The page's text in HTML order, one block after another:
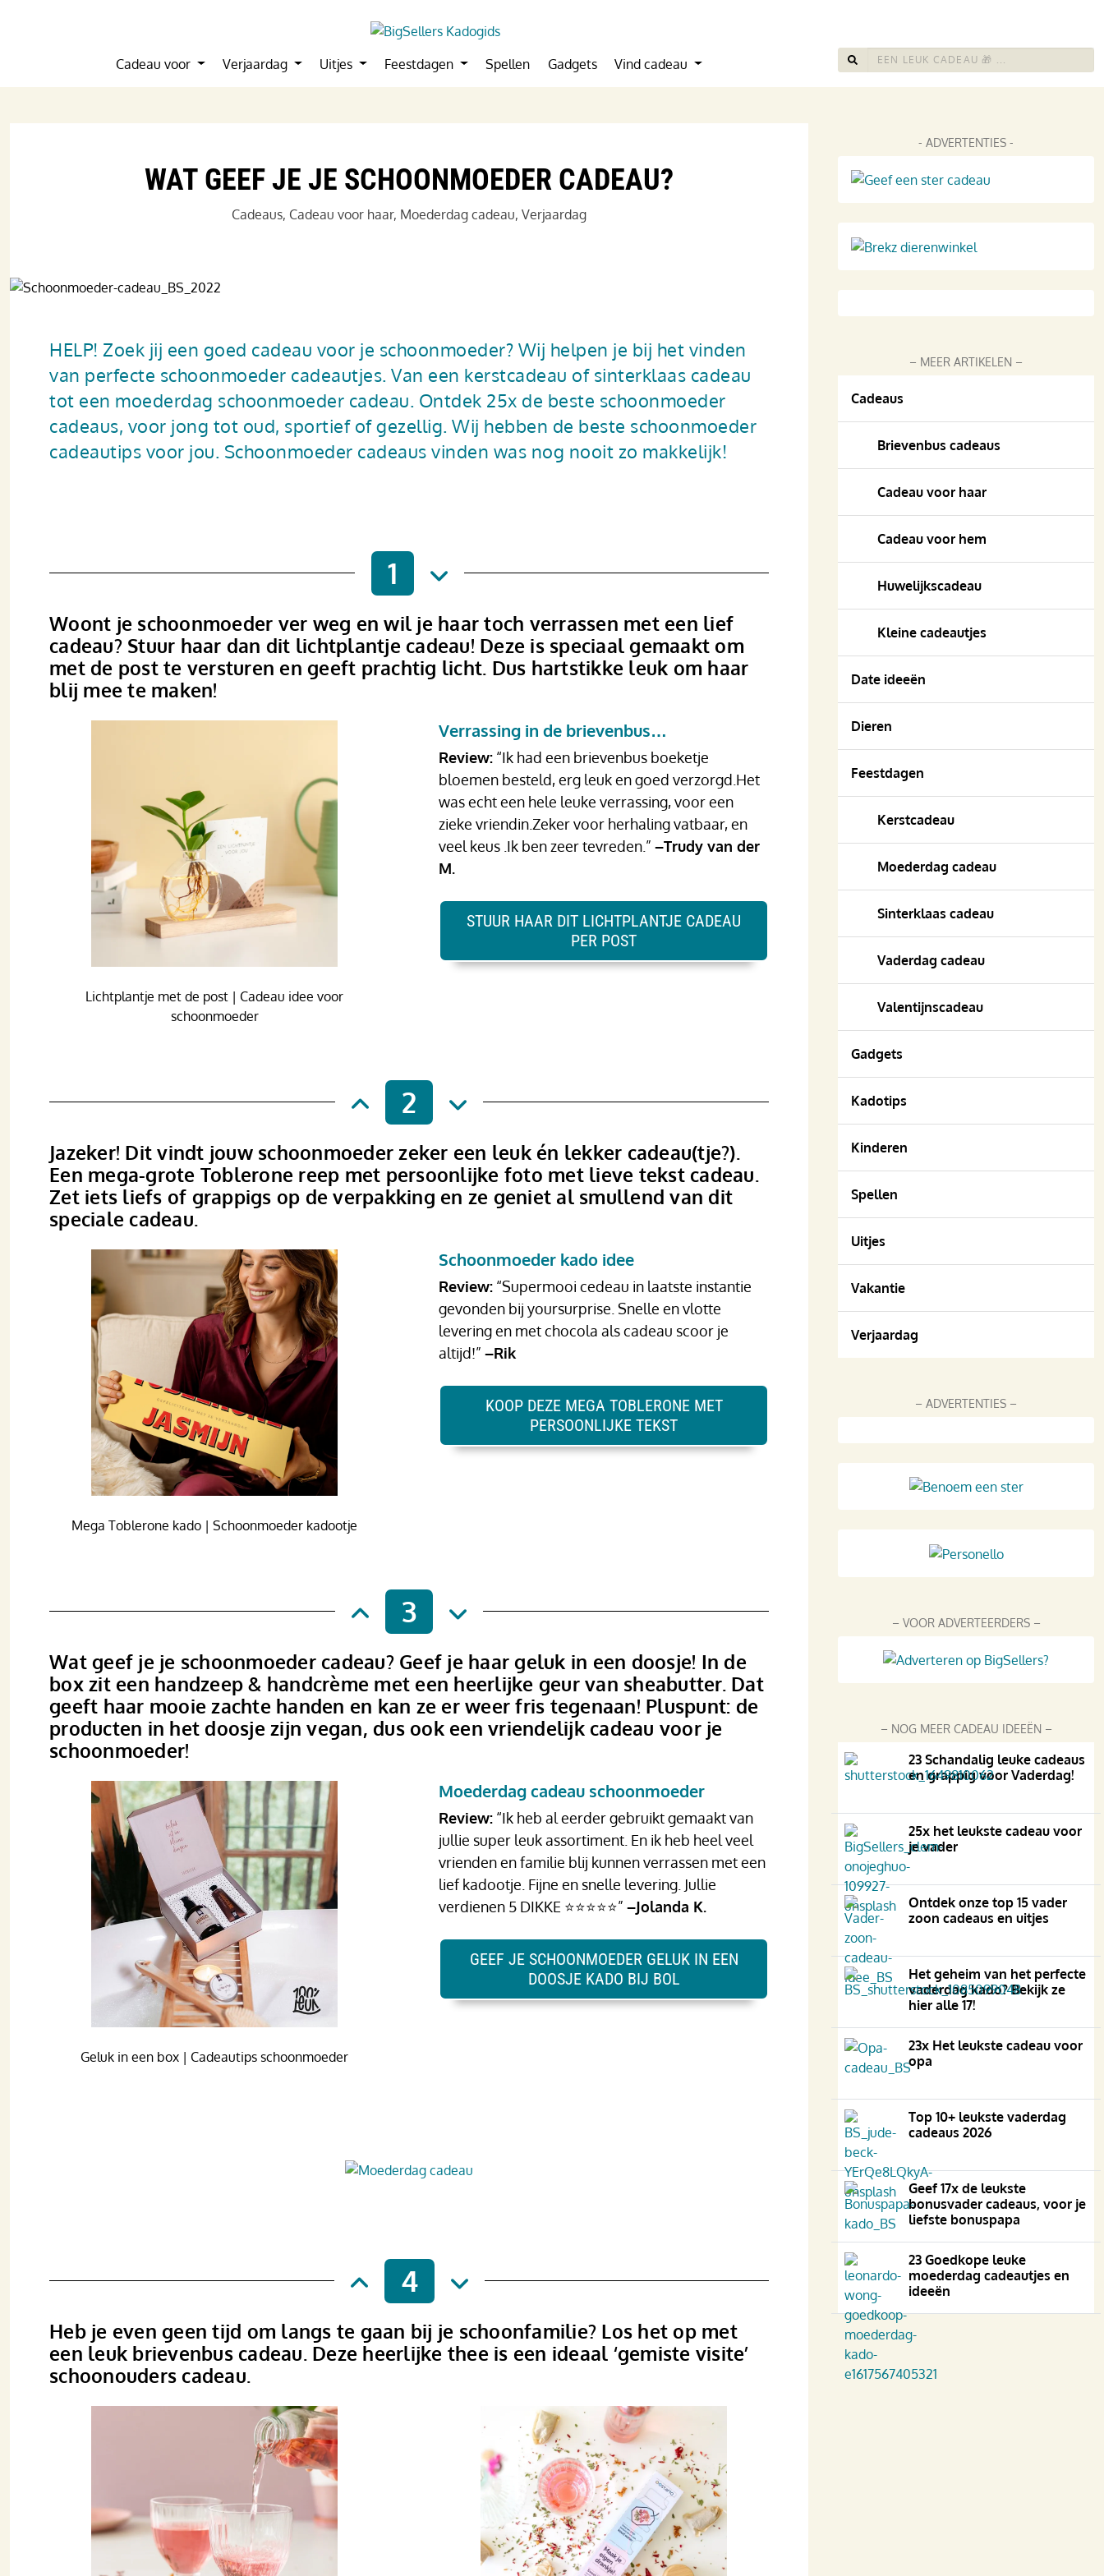
Cadeau voor Verjaardag Uitjes Feestdagen Spellen Gadgets Vind cadeau
WAT GEEF JE JE SCHOONMOEDER CADEAU?
Cadeaus, Cadeau voor haar, Moederdag cadeau, Verjaardag
HELP! Zoek jij een goed cadeau voor je schoonmoeder? Wij helpen je bij het vinden
van perfecte schoonmoeder cadeautjes. Van een kerstcadeau of sinterklaas cadeau
tot een moederdag schoonmoeder cadeau. Ontdek 25x de beste schoonmoeder
cadeaus, voor jong tot oud, sportief of gezellig. Wij hebben de beste schoonmoeder
cadeautips voor jou. Schoonmoeder cadeaus vinden was nog nooit zo makkelijk!
1
Woont je schoonmoeder ver weg en wil je haar toch verrassen met een lief
cadeau? Stuur haar dan dit lichtplantje cadeau! Deze is speciaal gemaakt om
met de post te versturen en geeft prachtig licht. Dus hartstikke leuk om haar
blij mee te maken!
Lichtplantje met de post | Cadeau idee voor
schoonmoeder
Verrassing in de brievenbus…
Review: “Ik had een brievenbus boeketje
bloemen besteld, erg leuk en goed verzorgd.Het
was echt een hele leuke verrassing, voor een
zieke vriendin.Zeker voor herhaling vatbaar, en
veel keus .Ik ben zeer tevreden.” –Trudy van der
M.
STUUR HAAR DIT LICHTPLANTJE CADEAU
PER POST
2
Jazeker! Dit vindt jouw schoonmoeder zeker een leuk én lekker cadeau(tje?).
Een mega-grote Toblerone reep met persoonlijke foto met lieve tekst cadeau.
Zet iets liefs of grappigs op de verpakking en ze geniet al smullend van dit
speciale cadeau.
Mega Toblerone kado | Schoonmoeder kadootje
Schoonmoeder kado idee
Review: “Supermooi cedeau in laatste instantie
gevonden bij yoursurprise. Snelle en vlotte
levering en met chocola als cadeau scoor je
altijd!” –Rik
KOOP DEZE MEGA TOBLERONE MET
PERSOONLIJKE TEKST
3
Wat geef je je schoonmoeder cadeau? Geef je haar geluk in een doosje! In de
box zit een handzeep & handcrème met een heerlijke geur van sheabutter. Dat
geeft haar mooie zachte handen en kan ze er weer fris tegenaan! Pluspunt: de
producten in het doosje zijn vegan, dus ook een vriendelijk cadeau voor je
schoonmoeder!
Geluk in een box | Cadeautips schoonmoeder
Moederdag cadeau schoonmoeder
Review: “Ik heb al eerder gebruikt gemaakt van
jullie super leuk assortiment. En ik heb heel veel
vrienden en familie blij kunnen verrassen met een
lief kadootje. Fijne en snelle levering. Jullie
verdienen 5 DIKKE ⭐⭐⭐⭐⭐” –Jolanda K.
GEEF JE SCHOONMOEDER GELUK IN EEN
DOOSJE KADO BIJ BOL
4
Heb je even geen tijd om langs te gaan bij je schoonfamilie? Los het op met
een leuk brievenbus cadeau. Deze heerlijke thee is een ideaal ‘gemiste visite’
schoonouders cadeau.
- ADVERTENTIES -
– MEER ARTIKELEN –
Cadeaus
Brievenbus cadeaus
Cadeau voor haar
Cadeau voor hem
Huwelijkscadeau
Kleine cadeautjes
Date ideeën
Dieren
Feestdagen
Kerstcadeau
Moederdag cadeau
Sinterklaas cadeau
Vaderdag cadeau
Valentijnscadeau
Gadgets
Kadotips
Kinderen
Spellen
Uitjes
Vakantie
Verjaardag
– ADVERTENTIES –
– VOOR ADVERTEERDERS –
– NOG MEER CADEAU IDEEËN –
23 Schandalig leuke cadeaus
en grappig voor Vaderdag!
25x het leukste cadeau voor
je vader
Ontdek onze top 15 vader
zoon cadeaus en uitjes
Het geheim van het perfecte
vaderdag kado? Bekijk ze
hier alle 17!
23x Het leukste cadeau voor
opa
Top 10+ leukste vaderdag
cadeaus 2026
Geef 17x de leukste
bonusvader cadeaus, voor je
liefste bonuspapa
23 Goedkope leuke
moederdag cadeautjes en
ideeën